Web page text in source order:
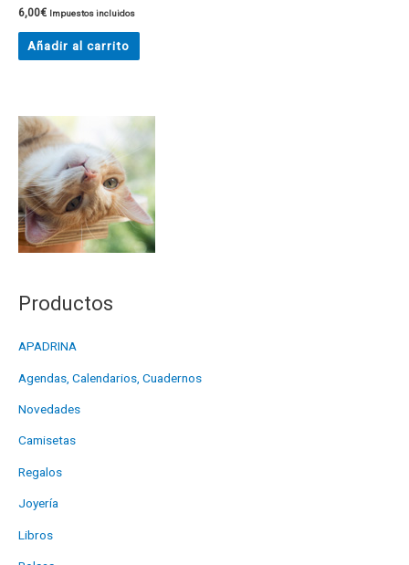
Productos
APADRINA
Agendas, Calendarios, Cuadernos
Novedades
Camisetas
Regalos
Joyería
Libros
6,00€ Impuestos incluidos
Añadir al carrito